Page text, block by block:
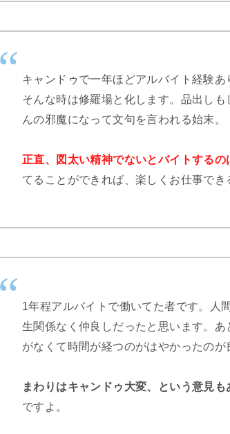
キャンドゥで一年ほどアルバイト経験
そんな時は修羅場と化します。品出し
んの邪魔になって文句を言われる始末。
正直、図太い精神でないとバイトする
てることができれば、楽しくお仕事でき
1年程アルバイトで働いてた者です。人
生関係なく仲良しだったと思います。
がなくて時間が経つのがはやかったのが
まわりはキャンドゥ大変、という意見
ですよ。